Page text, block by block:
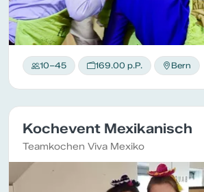
10–45 169.00 p.P. Bern
Kochevent Mexikanisch
Teamkochen Viva Mexiko